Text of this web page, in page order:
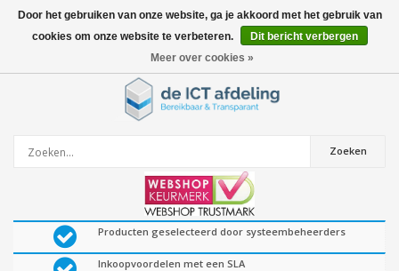
0artikelen
Zoeken
Producten geselecteerd door systeembeheerders
Inkoopvoordelen met een SLA
Door het gebruiken van onze website, ga je akkoord met het gebruik van
cookies om onze website te verbeteren.
Dit bericht verbergen
Meer over cookies »